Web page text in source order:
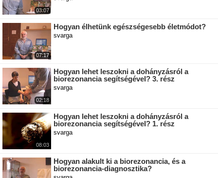
03:07
07:17
Hogyan élhetünk egészségesebb életmódot?
svarga
02:18
Hogyan lehet leszokni a dohányzásról a
biorezonancia segítségével? 3. rész
svarga
08:03
Hogyan lehet leszokni a dohányzásról a
biorezonancia segítségével? 1. rész
svarga
Hogyan alakult ki a biorezonancia, és a
biorezonancia-diagnosztika?